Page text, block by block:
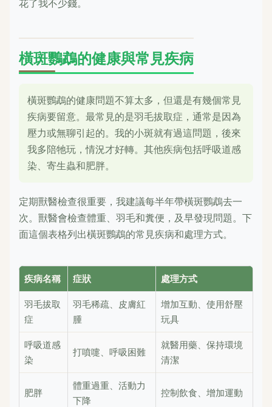
花了我不少錢。
橫斑鸚鵡的健康與常見疾病
橫斑鸚鵡的健康問題不算太多，但還是有幾個常見
疾病要留意。最常見的是羽毛拔取症，通常是因為
壓力或無聊引起的。我的小斑就有過這問題，後來
我多陪牠玩，情況才好轉。其他疾病包括呼吸道感
染、寄生蟲和肥胖。
定期獸醫檢查很重要，我建議每半年帶橫斑鸚鵡去一
次。獸醫會檢查體重、羽毛和糞便，及早發現問題。下
面這個表格列出橫斑鸚鵡的常見疾病和處理方式。
疾病名稱 症狀 處理方式
羽毛拔取
症
羽毛稀疏、皮膚紅
腫
增加互動、使用舒壓
玩具
呼吸道感
染
打噴嚏、呼吸困難
就醫用藥、保持環境
清潔
肥胖
體重過重、活動力
下降
控制飲食、增加運動